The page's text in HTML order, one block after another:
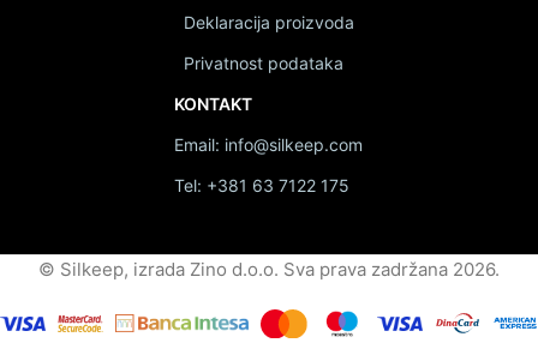
Deklaracija proizvoda
Privatnost podataka
KONTAKT
Email: info@silkeep.com
Tel: +381 63 7122 175
© Silkeep, izrada Zino d.o.o. Sva prava zadržana 2026.